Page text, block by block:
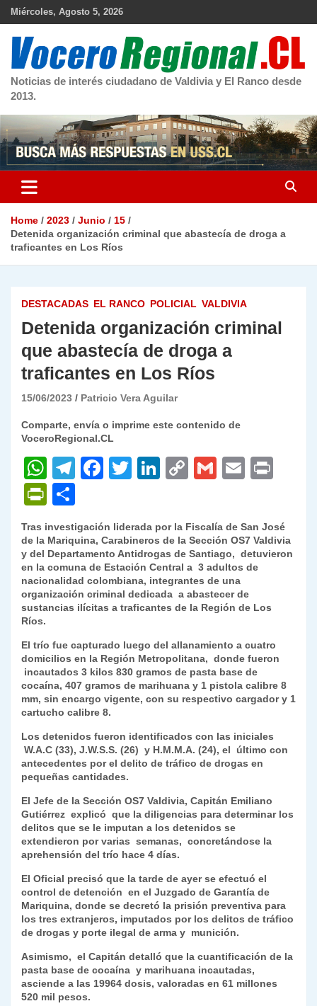
Skip
Miércoles, Agosto 5, 2026
Noticias de interés ciudadano de Valdivia y El Ranco desde
2013.
Home 2023 Junio
15
Detenida organización criminal que abastecía de droga a
traficantes en Los Ríos
DESTACADAS EL RANCO POLICIAL VALDIVIA
Detenida organización criminal
que abastecía de droga a
traficantes en Los Ríos
15/06/2023 Patricio Vera Aguilar
Comparte, envía o imprime este contenido de
VoceroRegional.CL
W
h
at
s
A
p
p
T
gr
a
m
F
e
b
o
o
T
er
Li
e
dI
n
C
y
Li
n
k
G
l
E
l
P
nt
Fr
ie
n
y
o
m
p
ar
tir
Tras investigación liderada por la Fiscalía de San José
de la Mariquina, Carabineros de la Sección OS7 Valdivia
y del Departamento Antidrogas de Santiago, detuvieron
en la comuna de Estación Central a 3 adultos de
nacionalidad colombiana, integrantes de una
organización criminal dedicada a abastecer de
sustancias ilícitas a traficantes de la Región de Los
Ríos.
El trío fue capturado luego del allanamiento a cuatro
domicilios en la Región Metropolitana, donde fueron
incautados 3 kilos 830 gramos de pasta base de
cocaína, 407 gramos de marihuana y 1 pistola calibre 8
mm, sin encargo vigente, con su respectivo cargador y 1
cartucho calibre 8.
Los detenidos fueron identificados con las iniciales
W.A.C (33), J.W.S.S. (26) y H.M.M.A. (24), el último con
antecedentes por el delito de tráfico de drogas en
pequeñas cantidades.
El Jefe de la Sección OS7 Valdivia, Capitán Emiliano
Gutiérrez explicó que la diligencias para determinar los
delitos que se le imputan a los detenidos se
extendieron por varias semanas, concretándose la
aprehensión del trío hace 4 días.
El Oficial precisó que la tarde de ayer se efectuó el
control de detención en el Juzgado de Garantía de
Mariquina, donde se decretó la prisión preventiva para
los tres extranjeros, imputados por los delitos de tráfico
de drogas y porte ilegal de arma y munición.
Asimismo, el Capitán detalló que la cuantificación de la
pasta base de cocaína y marihuana incautadas,
asciende a las 19964 dosis, valoradas en 61 millones
520 mil pesos.